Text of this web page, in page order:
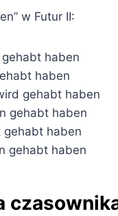
w Futur II:
haben
haben
gehabt haben
gehabt haben
gehabt haben
gehabt haben